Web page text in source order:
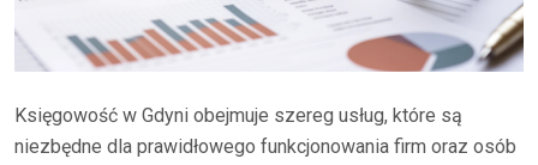
Księgowość w Gdyni obejmuje szereg usług, które są
niezbędne dla prawidłowego funkcjonowania firm oraz osób